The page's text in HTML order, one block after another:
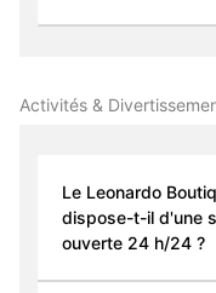
Activités &
Le Leonardo
dispose-t-il d'une
ouverte 24 h/24 ?